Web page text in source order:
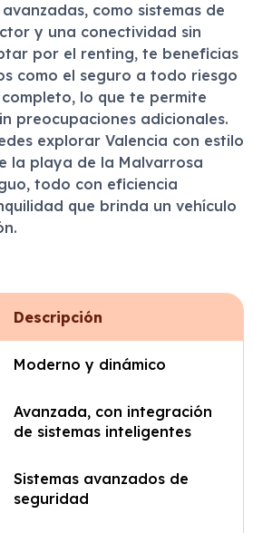
como sistemas de
y una conectividad sin
por el renting, te beneficias
como el seguro a todo riesgo
lo que te permite
preocupaciones adicionales.
explorar Valencia con estilo
la playa de la Malvarrosa
todo con eficiencia
que brinda un vehículo
Descripción
Moderno y dinámico
Avanzada, con integración
de sistemas inteligentes
Sistemas avanzados de
seguridad